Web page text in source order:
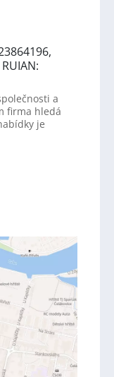
a
firma hledá
je